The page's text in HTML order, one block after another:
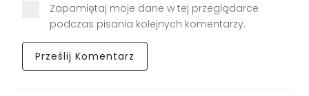
Zapamiętaj moje dane w tej przeglądarce
podczas pisania kolejnych komentarzy.